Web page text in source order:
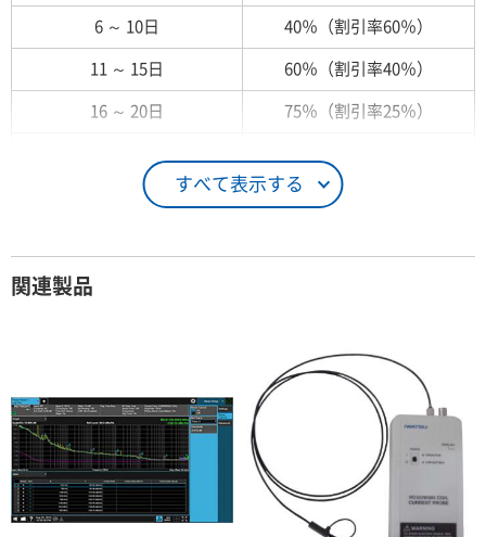
すべて表示する
6 ～ 10日 40％（割引率60％）
11 ～ 15日 60％（割引率40％）
16 ～ 20日 75％（割引率25％）
26日 ～ 1ヶ月 100％（割引率 0％）
100％（割引率 0％）
2ヶ月 90％（割引率10％）
3ヶ月 80％（割引率20％）
4ヶ月 75％（割引率25％）
5ヶ月 70％（割引率30％）
関連製品